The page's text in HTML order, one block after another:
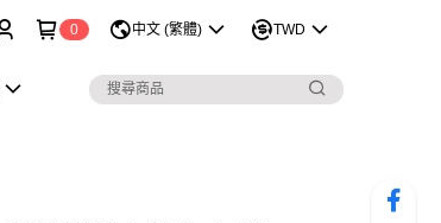
0 中文 (繁體) TWD